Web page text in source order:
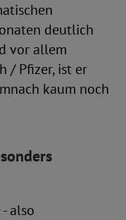
deutlich
vor allem
/ Pfizer, ist er
kaum noch
also